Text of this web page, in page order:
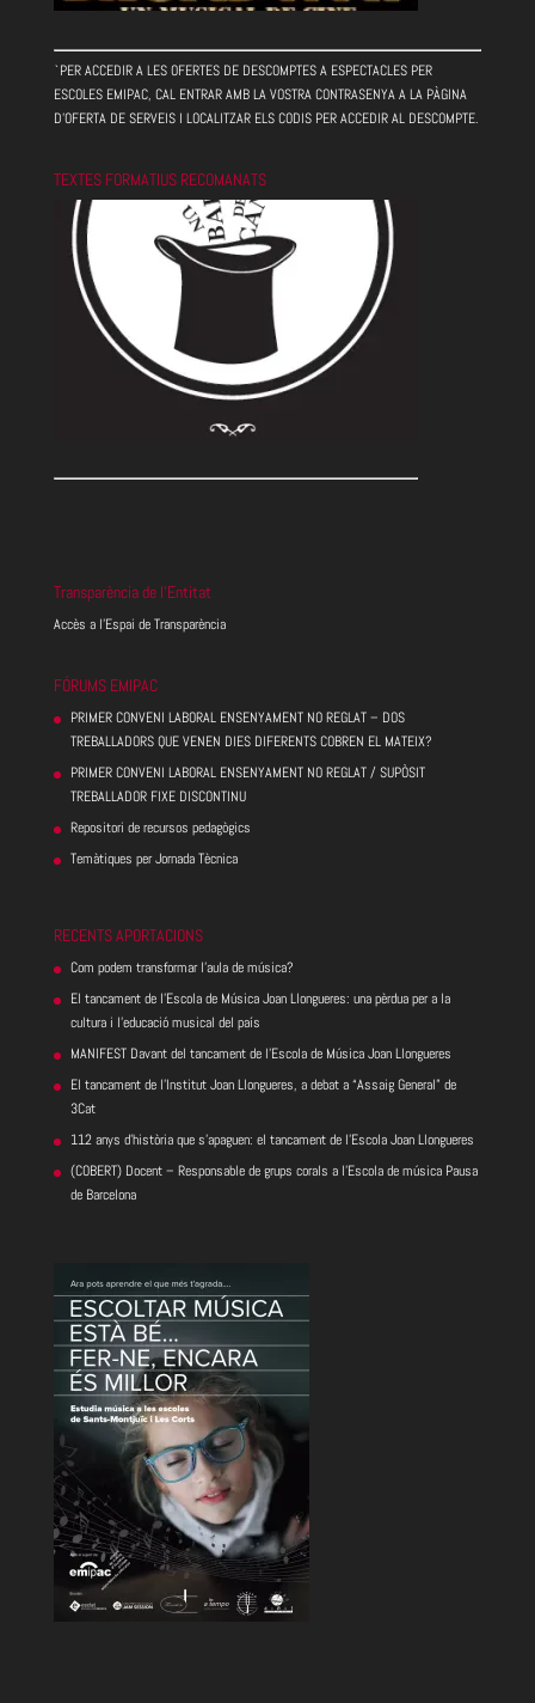
`PER ACCEDIR A LES OFERTES DE DESCOMPTES A ESPECTACLES PER
ESCOLES EMIPAC, CAL ENTRAR AMB LA VOSTRA CONTRASENYA A LA PÀGINA
D'OFERTA DE SERVEIS I LOCALITZAR ELS CODIS PER ACCEDIR AL DESCOMPTE.
TEXTES FORMATIUS RECOMANATS
Transparència de l’Entitat
Accès a l’Espai de Transparència
FÓRUMS EMIPAC
PRIMER CONVENI LABORAL ENSENYAMENT NO REGLAT – DOS
TREBALLADORS QUE VENEN DIES DIFERENTS COBREN EL MATEIX?
PRIMER CONVENI LABORAL ENSENYAMENT NO REGLAT / SUPÒSIT
TREBALLADOR FIXE DISCONTINU
Repositori de recursos pedagògics
Temàtiques per Jornada Tècnica
RECENTS APORTACIONS
Com podem transformar l’aula de música?
El tancament de l’Escola de Música Joan Llongueres: una pèrdua per a la
cultura i l’educació musical del país
MANIFEST Davant del tancament de l’Escola de Música Joan Llongueres
El tancament de l’Institut Joan Llongueres, a debat a “Assaig General” de
3Cat
112 anys d’història que s’apaguen: el tancament de l’Escola Joan Llongueres
(COBERT) Docent – Responsable de grups corals a l’Escola de música Pausa
de Barcelona